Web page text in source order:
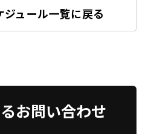
ジュール一覧に戻る
お問い合わせ